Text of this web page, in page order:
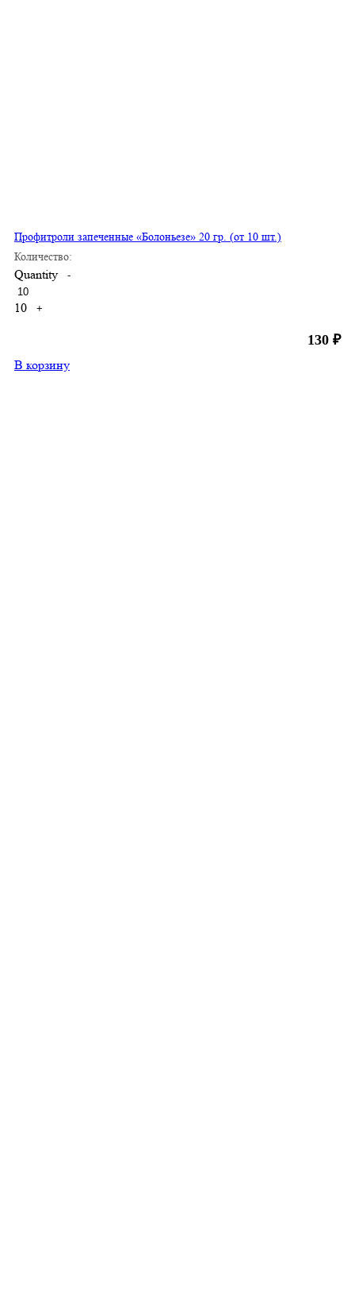
Профитроли запеченные «Болоньезе» 20 гр. (от 10 шт.)
Количество:
Quantity -
10 +
130 ₽
В корзину